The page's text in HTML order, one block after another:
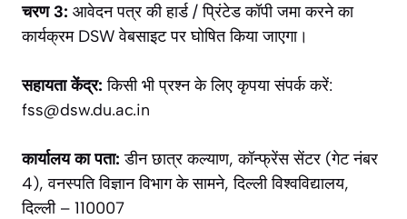
चरण 3: आवेदन पत्र की हार्ड / प्रिंटेड कॉपी जमा करने का
कार्यक्रम DSW वेबसाइट पर घोषित किया जाएगा।
सहायता केंद्र: किसी भी प्रश्न के लिए कृपया संपर्क करें:
fss@dsw.du.ac.in
कार्यालय का पता: डीन छात्र कल्याण, कॉन्फ्रेंस सेंटर (गेट नंबर
4), वनस्पति विज्ञान विभाग के सामने, दिल्ली विश्वविद्यालय,
दिल्ली – 110007